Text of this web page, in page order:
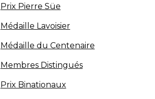
Prix Pierre Süe
Médaille Lavoisier
Médaille du Centenaire
Membres Distingués
Prix Binationaux